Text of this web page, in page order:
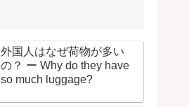
外国人はなぜ荷物が多い
の？ ー Why do they have
so much luggage?